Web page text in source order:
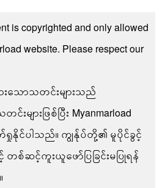
is copyrighted and only allowed
website. Please respect our
ားသောသတင်းများသည်
းများဖြစ်ပြီး Myanmarload
နိုင်ပါသည်။ ကျွန်ုပ်တို့၏ မူပိုင်ခွင့်
တစ်ဆင့်ကူးယူဖော်ပြခြင်းမပြုရန်